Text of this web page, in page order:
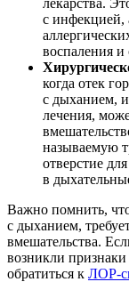
с инфекцией,
воспаления и
когда отек
с дыханием,
лечения,
называемую
отверстие
в
Важно помнить,
с дыханием,
вмешательства.
возникли
обратиться к ЛОР-